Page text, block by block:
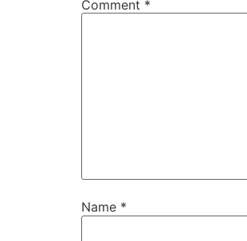
Comment *
Name *